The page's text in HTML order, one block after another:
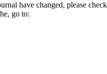
have changed, please
go to: